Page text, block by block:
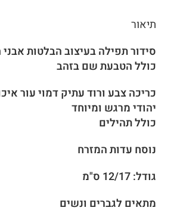
תיאור
סידור תפילה בעיצוב הבלטות
כולל הטבעת שם בזהב
כריכה צבע ורוד עתיק דמוי עור
יהודי מרגש ומיוחד
כולל תהילים
נוסח עדות המזרח
גודל: 12/17 ס"מ
מתאים לגברים ונשים